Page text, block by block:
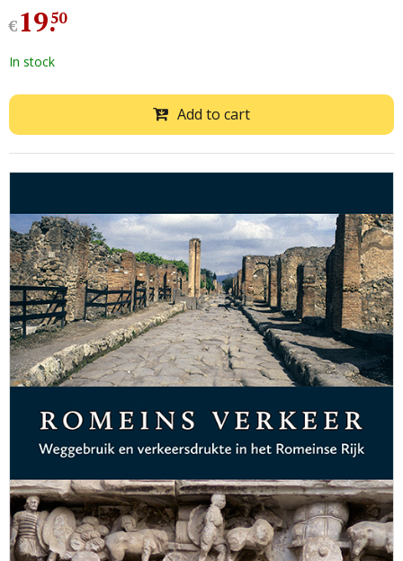
€19.
50
In stock
Add to cart